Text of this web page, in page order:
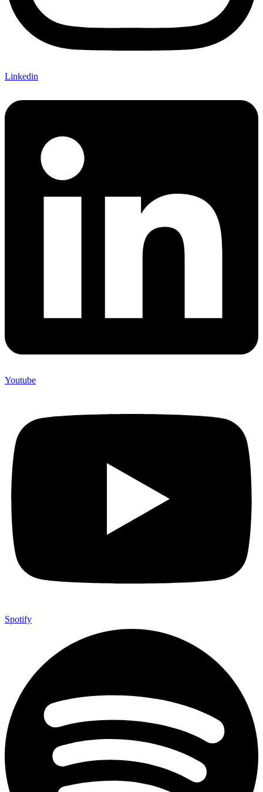
Linkedin
Youtube
Spotify